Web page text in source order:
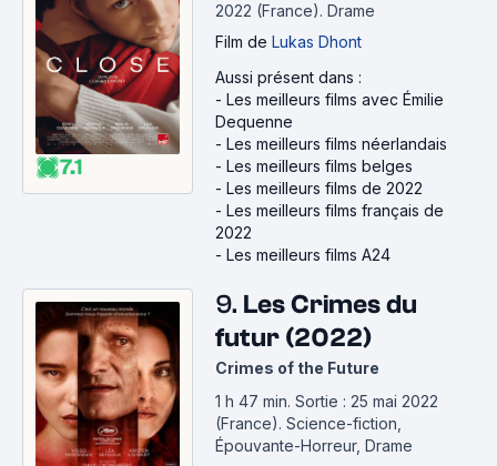
7.1
2022 (France). Drame
Film de Lukas Dhont
Aussi présent dans :
- Les meilleurs films avec Émilie
Dequenne
- Les meilleurs films néerlandais
- Les meilleurs films belges
- Les meilleurs films de 2022
- Les meilleurs films français de
2022
- Les meilleurs films A24
9. Les Crimes du
futur (2022)
Crimes of the Future
1 h 47 min. Sortie : 25 mai 2022
(France). Science-fiction,
Épouvante-Horreur, Drame